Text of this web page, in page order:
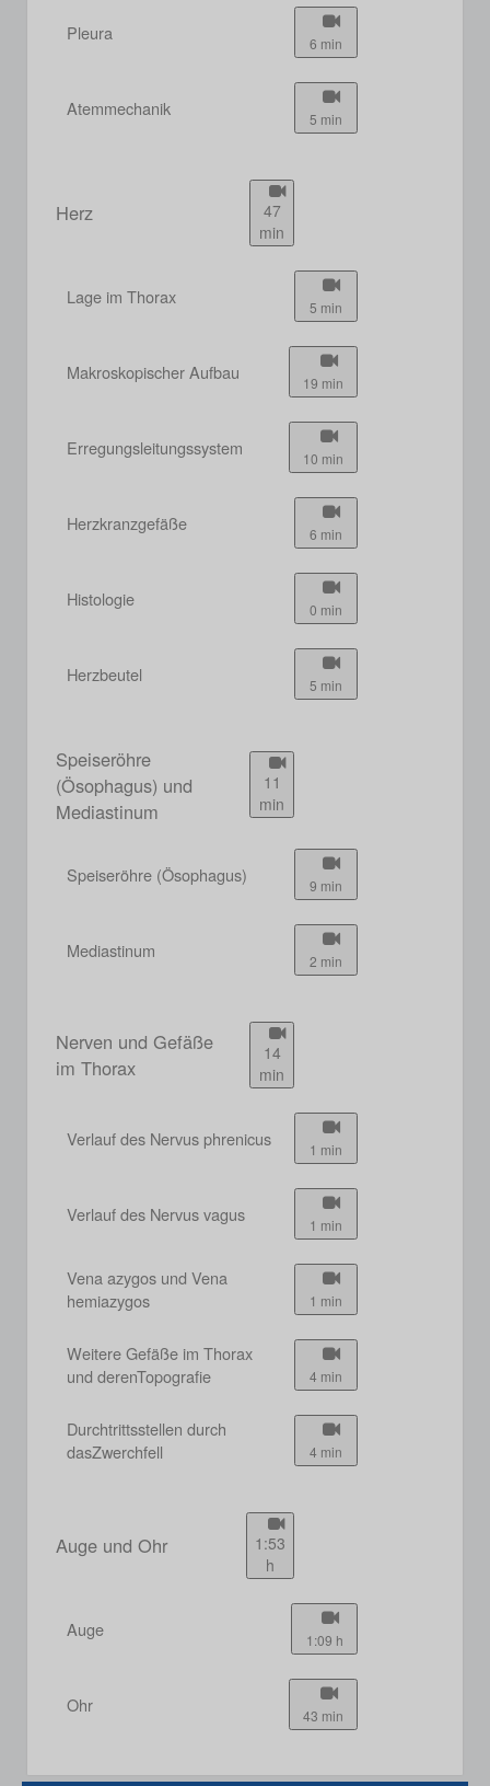
Pleura 6 min
Atemmechanik 5 min
Herz
47
min
Lage im Thorax 5 min
Makroskopischer Aufbau 19 min
Erregungsleitungssystem 10 min
Herzkranzgefäße 6 min
Histologie 0 min
Herzbeutel 5 min
Speiseröhre
(Ösophagus) und
Mediastinum
11
min
Speiseröhre (Ösophagus) 9 min
Mediastinum 2 min
Nerven und Gefäße
im Thorax
14
min
Verlauf des Nervus phrenicus 1 min
Verlauf des Nervus vagus 1 min
Vena azygos und Vena
hemiazygos
1 min
Weitere Gefäße im Thorax
und derenTopografie
4 min
Durchtrittsstellen durch
dasZwerchfell
4 min
Auge und Ohr
1:53
h
Auge 1:09 h
Ohr 43 min